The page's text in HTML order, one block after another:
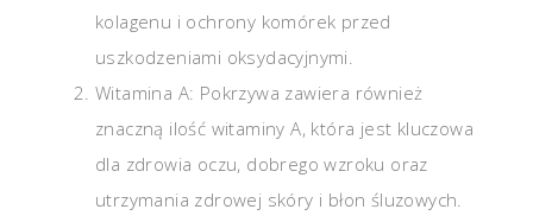
kolagenu i ochrony komórek przed
uszkodzeniami oksydacyjnymi.
Witamina A: Pokrzywa zawiera również
znaczną ilość witaminy A, która jest kluczowa
dla zdrowia oczu, dobrego wzroku oraz
utrzymania zdrowej skóry i błon śluzowych.